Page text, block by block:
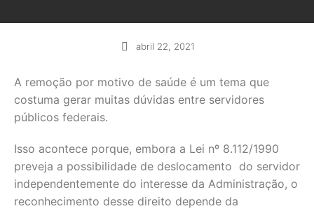
abril 22, 2021
A remoção por motivo de saúde é um tema que
costuma gerar muitas dúvidas entre servidores
públicos federais.
Isso acontece porque, embora a Lei nº 8.112/1990
preveja a possibilidade de deslocamento do servidor
independentemente do interesse da Administração, o
reconhecimento desse direito depende da